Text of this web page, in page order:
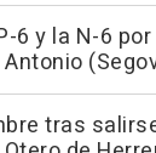
6 y la N-6
tras